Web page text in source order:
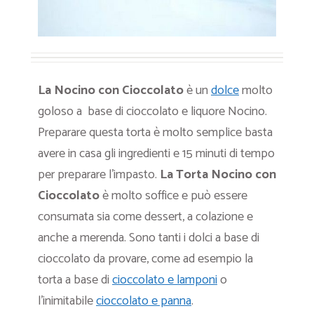
La Nocinocon Cioccolatoè undolcemolto
goloso a base di cioccolato e liquore Nocino.
Preparare questa torta è molto semplice basta
avere in casa gli ingredienti e 15 minuti di tempo
per preparare l’impasto. La Torta Nocinocon
Cioccolatoè molto soffice e può essere
consumata sia come dessert, a colazione e
anche a merenda. Sono tanti i dolci a base di
cioccolato da provare, come ad esempio la
torta a base dicioccolato e lamponio
l’inimitabilecioccolato e panna.